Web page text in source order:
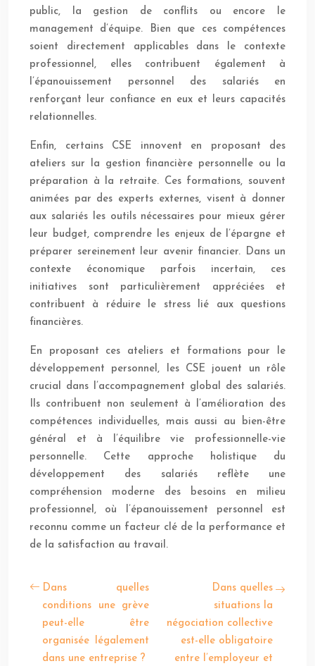
public, la gestion de conflits ou encore le
management d’équipe. Bien que ces compétences
soient directement applicables dans le contexte
professionnel, elles contribuent également à
l’épanouissement personnel des salariés en
renforçant leur confiance en eux et leurs capacités
relationnelles.
Enfin, certains CSE innovent en proposant des
ateliers sur la gestion financière personnelle ou la
préparation à la retraite. Ces formations, souvent
animées par des experts externes, visent à donner
aux salariés les outils nécessaires pour mieux gérer
leur budget, comprendre les enjeux de l’épargne et
préparer sereinement leur avenir financier. Dans un
contexte économique parfois incertain, ces
initiatives sont particulièrement appréciées et
contribuent à réduire le stress lié aux questions
financières.
En proposant ces ateliers et formations pour le
développement personnel, les CSE jouent un rôle
crucial dans l’accompagnement global des salariés.
Ils contribuent non seulement à l’amélioration des
compétences individuelles, mais aussi au bien-être
général et à l’équilibre vie professionnelle-vie
personnelle. Cette approche holistique du
développement des salariés reflète une
compréhension moderne des besoins en milieu
professionnel, où l’épanouissement personnel est
reconnu comme un facteur clé de la performance et
de la satisfaction au travail.
Dans quelles
conditions une grève
peut-elle être
organisée légalement
dans une entreprise ?
Dans quelles
situations la
négociation collective
est-elle obligatoire
entre l’employeur et